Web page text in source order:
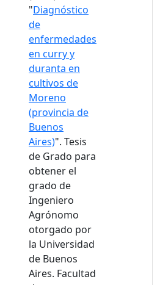
"Diagnóstico
de
enfermedades
en curry y
duranta en
cultivos de
Moreno
(provincia de
Buenos
Aires)". Tesis
de Grado para
obtener el
grado de
Ingeniero
Agrónomo
otorgado por
la Universidad
de Buenos
Aires. Facultad